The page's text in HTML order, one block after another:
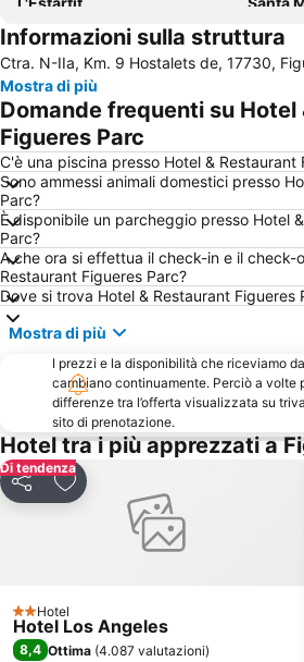
Llançà
Port de
Illes Medes
Barri
Baie de Cadaques
Estació
L'Escala Empúries
Castell de Begur
Cala
Cap de Creus
Castell
Tamariu
Sant
Le Fort de Bellegarde
Sant
Portitxol
Cala Montgó Beach
Marina
Antic
Sa Riera
Marina de Empuriabrava
Casa
Côte Vermeille
La
Casa Museo Castillo Gala Dalí - Púbol
Mercado semanal
Salatar
La
Platja i passeig de les dunes
Informazioni sulla struttura
Ctra. N-IIa, Km. 9 Hostalets de, 17730,
Mostra di più
Domande frequenti su Hotel
Figueres Parc
C'è una piscina presso Hotel & Restaurant
Sono ammessi animali domestici presso
Parc?
È disponibile un parcheggio presso Hotel
Parc?
A che ora si effettua il check-in e il check-
Restaurant Figueres Parc?
Dove si trova Hotel & Restaurant Figueres
Mostra di più
I prezzi e la disponibilità che riceviamo
cambiano continuamente. Perciò a volte
differenze tra l’offerta visualizzata su
sito di prenotazione.
Hotel tra i più apprezzati a
Di tendenza
CondividiAggiungi ai preferiti
2 Stelle
Hotel
Hotel Los Angeles
8,4 Ottima (4.087 valutazioni)